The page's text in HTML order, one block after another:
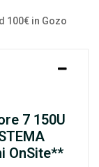
100€ in Gozo
7 150U
OnSite**